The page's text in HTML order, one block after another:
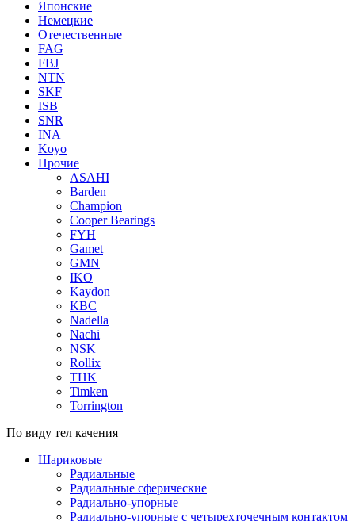
Японские
Немецкие
Отечественные
FAG
FBJ
NTN
SKF
ISB
SNR
INA
Koyo
Прочие
ASAHI
Barden
Champion
Cooper Bearings
FYH
Gamet
GMN
IKO
Kaydon
KBC
Nadella
Nachi
NSK
Rollix
THK
Timken
Torrington
По виду тел качения
Шариковые
Радиальные
Радиальные сферические
Радиально-упорные
Радиально-упорные с четырехточечным контактом